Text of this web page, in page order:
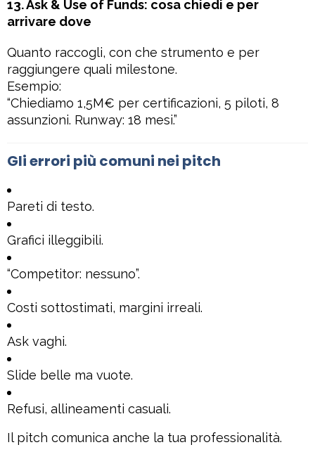
13. Ask & Use of Funds: cosa chiedi e per
arrivare dove
Quanto raccogli, con che strumento e per
raggiungere quali milestone.
Esempio:
“Chiediamo 1,5M€ per certificazioni, 5 piloti, 8
assunzioni. Runway: 18 mesi.”
Gli errori più comuni nei pitch
Pareti di testo.
Grafici illeggibili.
“Competitor: nessuno”.
Costi sottostimati, margini irreali.
Ask vaghi.
Slide belle ma vuote.
Refusi, allineamenti casuali.
Il pitch comunica anche la tua professionalità.